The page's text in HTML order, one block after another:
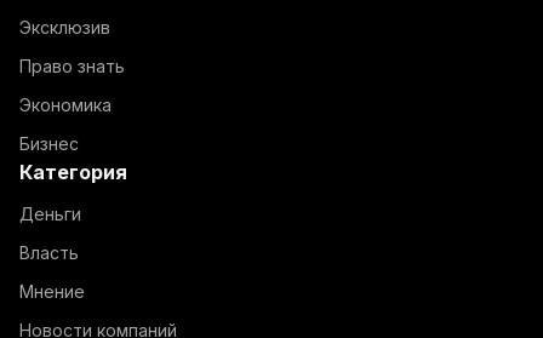
Эксклюзив
Право знать
Экономика
Бизнес
Категория
Деньги
Власть
Мнение
Новости компаний